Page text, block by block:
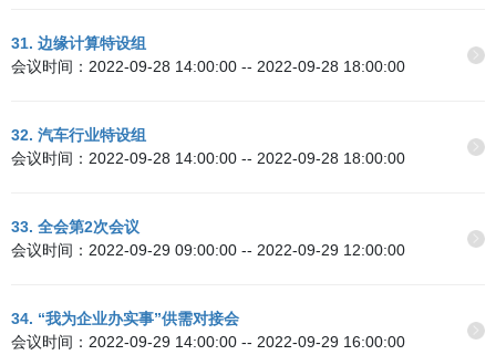
31. 边缘计算特设组
会议时间：2022-09-28 14:00:00 -- 2022-09-28 18:00:00
32. 汽车行业特设组
会议时间：2022-09-28 14:00:00 -- 2022-09-28 18:00:00
33. 全会第2次会议
会议时间：2022-09-29 09:00:00 -- 2022-09-29 12:00:00
34. “我为企业办实事”供需对接会
会议时间：2022-09-29 14:00:00 -- 2022-09-29 16:00:00